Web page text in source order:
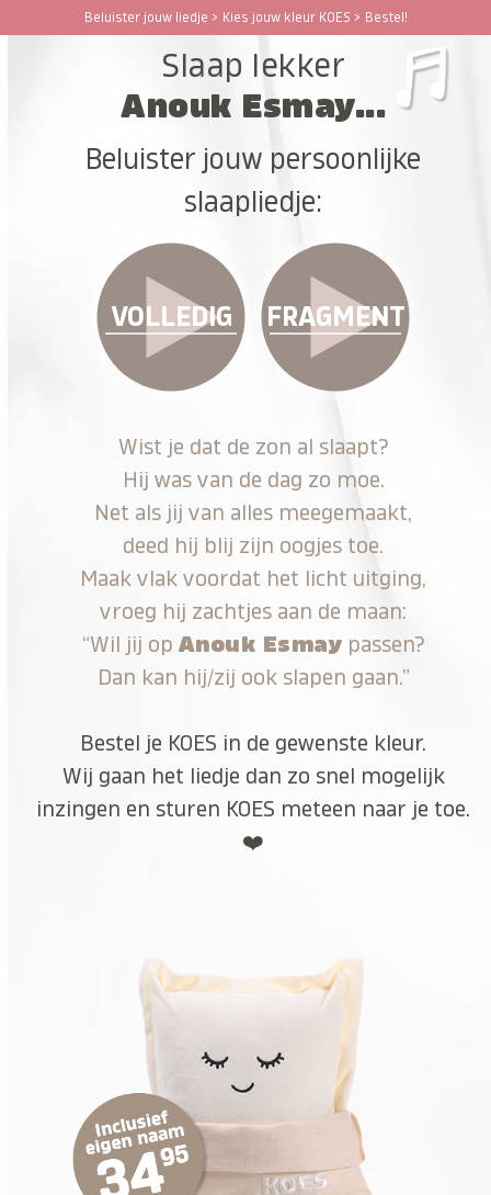
Beluister jouw liedje > Kies jouw kleur KOES > Bestel!
Open
Close
Slaap lekker
Anouk Esmay...
Beluister jouw persoonlijke
slaapliedje:
VOLLEDIG FRAGMENT
Wist je dat de zon al slaapt?
Hij was van de dag zo moe.
Net als jij van alles meegemaakt,
deed hij blij zijn oogjes toe.
Maak vlak voordat het licht uitging,
vroeg hij zachtjes aan de maan:
“Wil jij op Anouk Esmay passen?
Dan kan hij/zij ook slapen gaan.”
Bestel je KOES in de gewenste kleur.
Wij gaan het liedje dan zo snel mogelijk
inzingen en sturen KOES meteen naar je toe.
❤️